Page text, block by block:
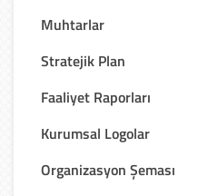
Muhtarlar
Stratejik Plan
Faaliyet Raporları
Kurumsal Logolar
Organizasyon Şeması